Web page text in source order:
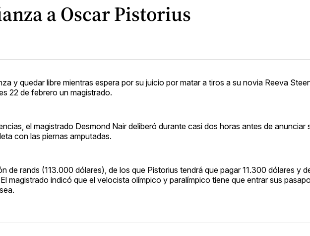
a Oscar Pistorius
y quedar libre mientras espera por su juicio por matar a tiros a su novia Reeva
22 de febrero un magistrado.
el magistrado Desmond Nair deliberó durante casi dos horas antes de anunciar
con las piernas amputadas.
de rands (113.000 dólares), de los que Pistorius tendrá que pagar 11.300 dólares y
magistrado indicó que el velocista olímpico y paralímpico tiene que entrar sus